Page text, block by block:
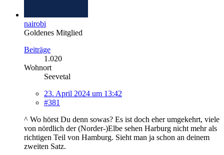
nairobi
Goldenes Mitglied
Beiträge
1.020
Wohnort
Seevetal
23. April 2024 um 13:42
#381
^ Wo hörst Du denn sowas? Es ist doch eher umgekehrt, viele
von nördlich der (Norder-)Elbe sehen Harburg nicht mehr als
richtigen Teil von Hamburg. Sieht man ja schon an deinem
zweiten Satz.